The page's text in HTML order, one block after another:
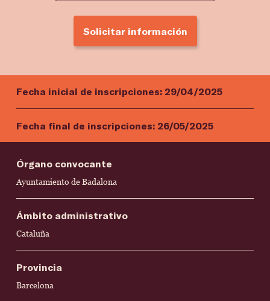
Solicitar información
Fecha inicial de inscripciones: 29/04/2025
Fecha final de inscripciones: 26/05/2025
Órgano convocante
Ayuntamiento de Badalona
Ámbito administrativo
Cataluña
Provincia
Barcelona